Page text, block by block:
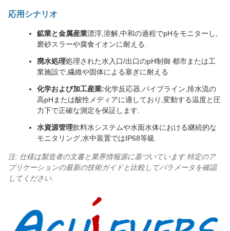
応用シナリオ
鉱業と金属産業漂浮,溶解,中和の過程でpHをモニターし,
磨砂スラーや腐食イオンに耐える.
廃水処理処理された水入口/出口のpH制御 都市または工
業施設で,繊維や固体による塞ぎに耐える
化学および加工産業:化学反応器,パイプライン,排水流の
高pHまたは酸性メディアに適しており,変動する温度と圧
力下で正確な測定を保証します.
水資源管理飲料水システムや水面水体における継続的な
モニタリング,水中装置ではIP68等級.
注: 仕様は製造者の文書と業界情報源に基づいています.特定のア
プリケーションの最新の技術ガイドと比較してパラメータを確認
してください.